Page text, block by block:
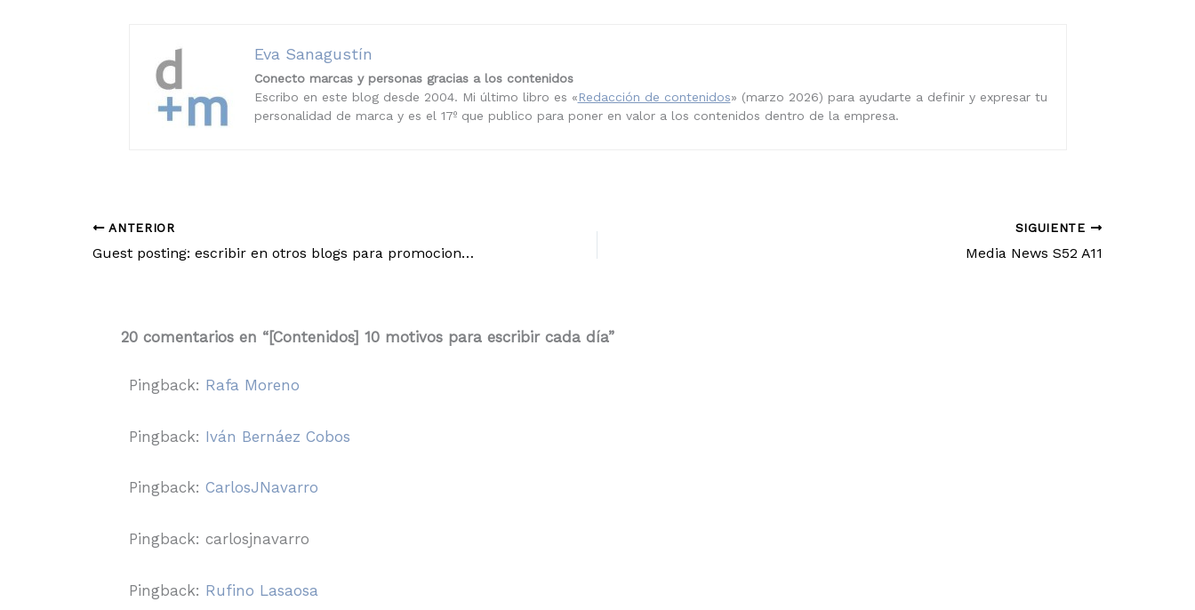
Eva Sanagustín
Conecto marcas y personas gracias a los contenidos
Escribo en este blog desde 2004. Mi último libro es «Redacción de contenidos» (marzo 2026) para ayudarte a definir y expresar tu
personalidad de marca y es el 17º que publico para poner en valor a los contenidos dentro de la empresa.
ANTERIOR
Guest posting: escribir en otros blogs para promocionar el tuyo
SIGUIENTE
Media News S52 A11
20 comentarios en “[Contenidos] 10 motivos para escribir cada día”
Pingback: Rafa Moreno
Pingback: Iván Bernáez Cobos
Pingback: CarlosJNavarro
Pingback: carlosjnavarro
Pingback: Rufino Lasaosa